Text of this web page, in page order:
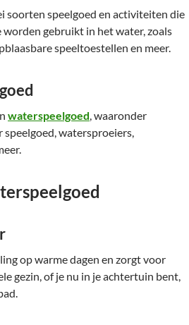
soorten speelgoed en activiteiten die
gebruikt in het water, zoals
speeltoestellen en meer.
waterspeelgoed, waaronder
speelgoed, watersproeiers,
op warme dagen en zorgt voor
gezin, of je nu in je achtertuin bent,